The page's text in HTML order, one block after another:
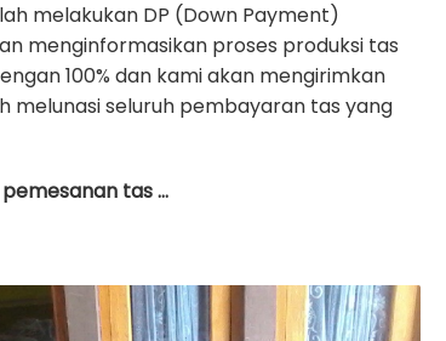
melakukan DP (Down Payment)
menginformasikan proses produksi tas
100% dan kami akan mengirimkan
melunasi seluruh pembayaran tas yang
tas …